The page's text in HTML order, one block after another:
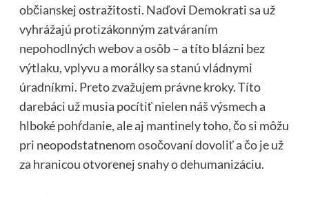
občianskej ostražitosti. Naďovi Demokrati sa už
vyhrážajú protizákonným zatváraním
nepohodlných webov a osôb – a títo blázni bez
výtlaku, vplyvu a morálky sa stanú vládnymi
úradníkmi. Preto zvažujem právne kroky. Títo
darebáci už musia pocítiť nielen náš výsmech a
hlboké pohŕdanie, ale aj mantinely toho, čo si môžu
pri neopodstatnenom osočovaní dovoliť a čo je už
za hranicou otvorenej snahy o dehumanizáciu.